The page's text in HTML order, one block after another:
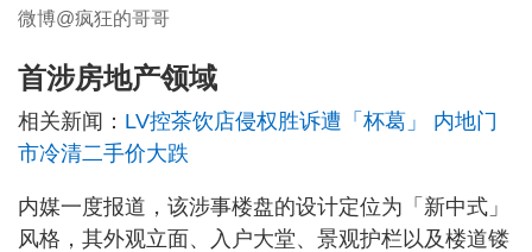
微博@疯狂的哥哥
首涉房地产领域
相关新闻： LV控茶饮店侵权胜诉遭「杯葛」 内地门
市冷清二手价大跌
内媒一度报道，该涉事楼盘的设计定位为「新中式」
风格，其外观立面、入户大堂、景观护栏以及楼道镂